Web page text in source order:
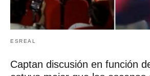
ESREAL
Captan discusión en función